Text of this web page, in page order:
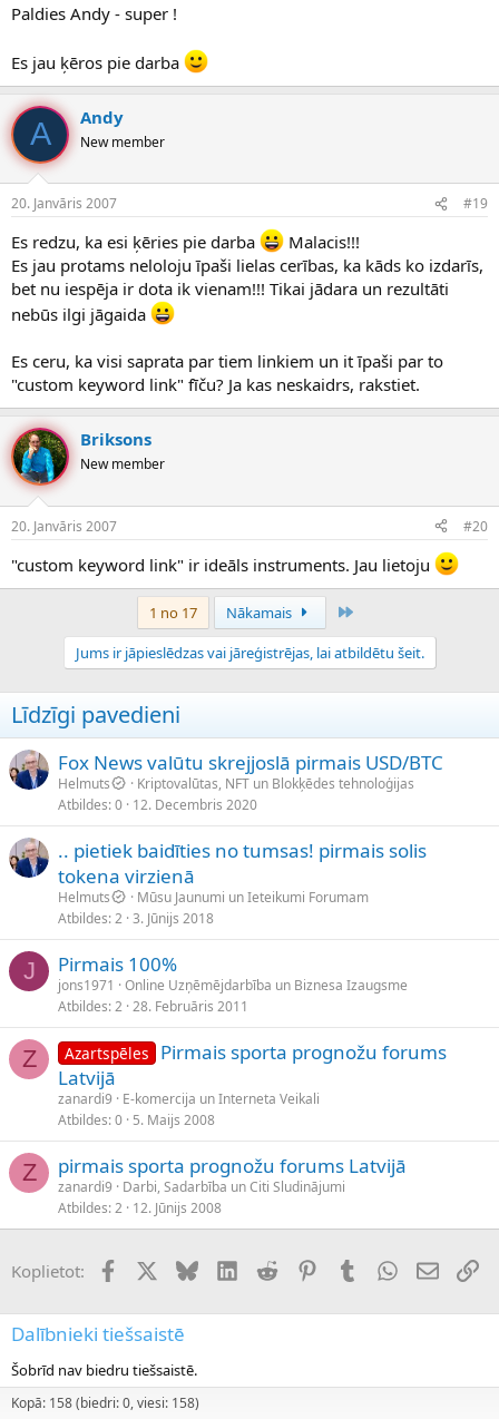
Paldies Andy - super !
Es jau ķēros pie darba
A Andy
New member
20. Janvāris 2007 #19
Es redzu, ka esi ķēries pie darba
Malacis!!!
Es jau protams neloloju īpaši lielas cerības, ka kāds ko izdarīs,
bet nu iespēja ir dota ik vienam!!! Tikai jādara un rezultāti
nebūs ilgi jāgaida
Es ceru, ka visi saprata par tiem linkiem un it īpaši par to
"custom keyword link" fīču? Ja kas neskaidrs, rakstiet.
Briksons
New member
20. Janvāris 2007 #20
"custom keyword link" ir ideāls instruments. Jau lietoju
1 no 17 Nākamais
Jums ir jāpieslēdzas vai jāreģistrējas, lai atbildētu šeit.
Līdzīgi pavedieni
Fox News valūtu skrejjoslā pirmais USD/BTC
Helmuts
Kriptovalūtas, NFT un Blokķēdes tehnoloģijas
Atbildes 0 12. Decembris 2020
.. pietiek baidīties no tumsas! pirmais solis
tokena virzienā
Helmuts
Mūsu Jaunumi un Ieteikumi Forumam
Atbildes 2 3. Jūnijs 2018
J Pirmais 100%
jons1971
Online Uzņēmējdarbība un Biznesa Izaugsme
Atbildes 2 28. Februāris 2011
Z Azartspēles
Pirmais sporta prognožu forums
Latvijā
zanardi9
E-komercija un Interneta Veikali
Atbildes 0 5. Maijs 2008
Z pirmais sporta prognožu forums Latvijā
zanardi9
Darbi, Sadarbība un Citi Sludinājumi
Atbildes 2 12. Jūnijs 2008
Koplietot: FacebookX (Twitter)
BlueskyLinkedInReddit PinterestTumblrWhatsApp
E-pasts
Dalībnieki tiešsaistē
Šobrīd nav biedru tiešsaistē.
Kopā: 158 (biedri: 0, viesi: 158)